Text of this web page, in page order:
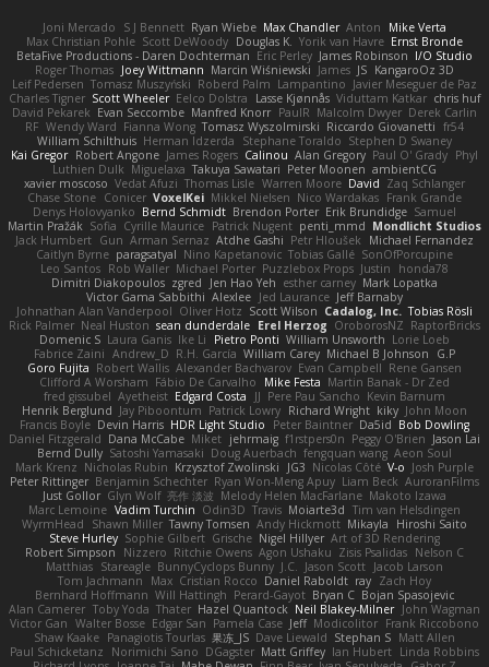
Joni Mercado S J Bennett Ryan Wiebe Max Chandler Anton
Mike Verta
Max Christian Pohle Scott DeWoody Douglas K. Yorik van Havre Ernst Bronde
BetaFive Productions - Daren Dochterman Eric Perley James Robinson I/O Studio
Roger Thomas Joey Wittmann Marcin Wiśniewski James JS KangaroOz 3D
Leif Pedersen Tomasz Muszyński Roberd Palm Lampantino Javier Meseguer de Paz
Charles Tigner Scott Wheeler Eelco Dolstra Lasse Kjønnås Viduttam Katkar chris huf
David Pekarek Evan Seccombe Manfred Knorr PaulR Malcolm Dwyer Derek Carlin
RF Wendy Ward Fianna Wong Tomasz Wyszolmirski Riccardo Giovanetti fr54
William Schilthuis Herman Idzerda Stephane Toraldo Stephen D Swaney
Kai Gregor Robert Angone James Rogers Calinou Alan Gregory Paul O' Grady Phyl
Luthien Dulk Miguelaxa Takuya Sawatari Peter Moonen ambientCG
xavier moscoso Vedat Afuzi Thomas Lisle Warren Moore David Zaq Schlanger
Chase Stone Conicer VoxelKei Mikkel Nielsen Nico Wardakas Frank Grande
Denys Holovyanko Bernd Schmidt Brendon Porter Erik Brundidge Samuel
Martin Pražák Sofia Cyrille Maurice Patrick Nugent penti_mmd Mondlicht Studios
Jack Humbert Gun Arman Sernaz Atdhe Gashi Petr Hloušek
Michael Fernandez
Caitlyn Byrne paragsatyal Nino Kapetanovic Tobias Gallé SonOfPorcupine
Leo Santos Rob Waller Michael Porter Puzzlebox Props Justin
honda78
Dimitri Diakopoulos zgred Jen Hao Yeh esther carney Mark Lopatka
Victor Gama Sabbithi Alexlee Jed Laurance Jeff Barnaby
Johnathan Alan Vanderpool Oliver Hotz Scott Wilson Cadalog, Inc. Tobias Rösli
Rick Palmer Neal Huston sean dunderdale Erel Herzog OroborosNZ RaptorBricks
Domenic S Laura Ganis Ike Li Pietro Ponti William Unsworth Lorie Loeb
Fabrice Zaini Andrew_D R.H. García William Carey Michael B Johnson
G.P
Goro Fujita Robert Wallis Alexander Bachvarov Evan Campbell Rene Gansen
Clifford A Worsham Fábio De Carvalho Mike Festa Martin Banak - Dr Zed
fred gissubel Ayetheist Edgard Costa JJ Pere Pau Sancho Kevin Barnum
Henrik Berglund Jay Piboontum Patrick Lowry Richard Wright kiky John Moon
Francis Boyle Devin Harris HDR Light Studio Peter Baintner Da5id Bob Dowling
Daniel Fitzgerald Dana McCabe Miket jehrmaig f1rstpers0n Peggy O'Brien Jason Lai
Bernd Dully Satoshi Yamasaki Doug Auerbach fengquan wang Aeon Soul
Mark Krenz Nicholas Rubin Krzysztof Zwolinski JG3 Nicolas Côté V-o Josh Purple
Peter Rittinger Benjamin Schechter Ryan Won-Meng Apuy Liam Beck AuroranFilms
Just Gollor Glyn Wolf 亮作 淡波 Melody Helen MacFarlane Makoto Izawa
Marc Lemoine Vadim Turchin Odin3D Travis Moiarte3d Tim van Helsdingen
WyrmHead
Shawn Miller Tawny Tomsen Andy Hickmott Mikayla
Hiroshi Saito
Steve Hurley Sophie Gilbert Grische Nigel Hillyer Art of 3D Rendering
Robert Simpson
Nizzero Ritchie Owens Agon Ushaku Zisis Psalidas Nelson C
Matthias Stareagle BunnyCyclops Bunny J.C. Jason Scott Jacob Larson
Tom Jachmann
Max Cristian Rocco Daniel Raboldt ray Zach Hoy
Bernhard Hoffmann Will Hattingh Perard-Gayot Bryan C Bojan Spasojevic
Alan Camerer Toby Yoda Thater Hazel Quantock Neil Blakey-Milner John Wagman
Victor Gan Walter Bosse Edgar San Pamela Case Jeff Modicolitor Frank Riccobono
Shaw Kaake Panagiotis Tourlas 果冻_JS Dave Liewald Stephan S Matt Allen
Paul Schicketanz
Norimichi Sano DGagster Matt Griffey Ian Hubert Linda Robbins